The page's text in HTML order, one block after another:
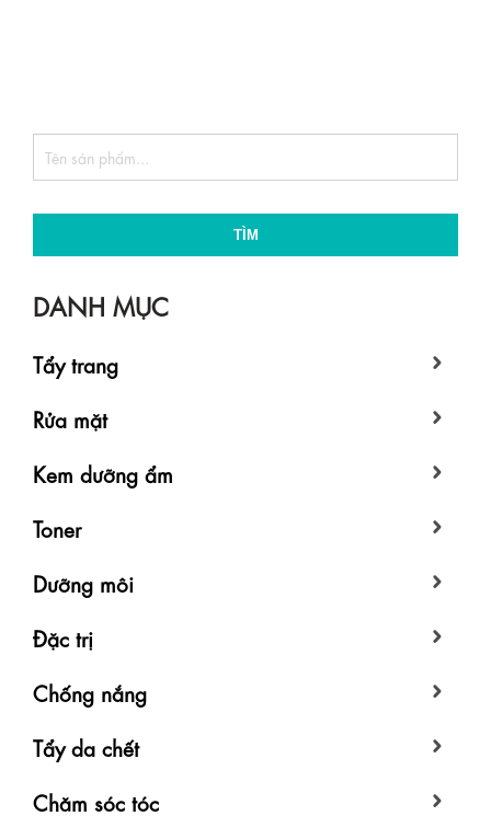
TÌM
DANH MỤC
Tẩy trang
Rửa mặt
Kem dưỡng ẩm
Toner
Dưỡng môi
Đặc trị
Chống nắng
Tẩy da chết
Chăm sóc tóc